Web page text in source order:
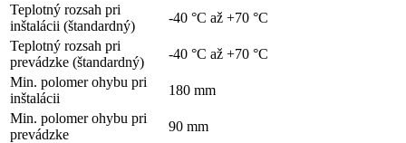
Teplotný rozsah pri
inštalácii (štandardný)
-40 °C až +70 °C
Teplotný rozsah pri
prevádzke (štandardný)
-40 °C až +70 °C
Min. polomer ohybu pri
inštalácii
180 mm
Min. polomer ohybu pri
prevádzke
90 mm